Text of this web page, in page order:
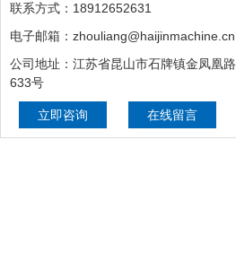
联系方式：18912652631
电子邮箱：zhouliang@haijinmachine.cn
公司地址：江苏省昆山市石牌镇金凤凰路
633号
立即咨询 在线留言